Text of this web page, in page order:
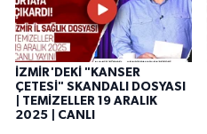
İZMİR'DEKİ "KANSER
ÇETESİ" SKANDALI DOSYASI
| TEMİZELLER 19 ARALIK
2025 | CANLI